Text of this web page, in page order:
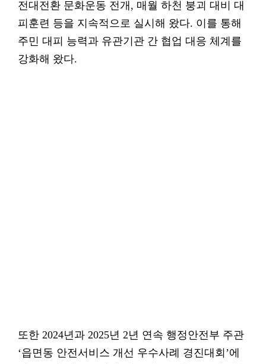
전대전환 문화운동 전개, 매월 하천 붕괴 대비 대
피훈련 등을 지속적으로 실시해 왔다. 이를 통해
주민 대피 능력과 유관기관 간 협업 대응 체계를
강화해 왔다.
또한 2024년과 2025년 2년 연속 행정안전부 주관
‘읍면동 안전서비스 개선 우수사례 경진대회’에